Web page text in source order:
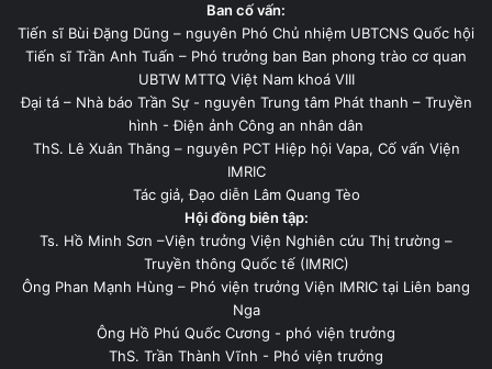
Ban cố vấn:
Tiến sĩ Bùi Đặng Dũng – nguyên Phó Chủ nhiệm UBTCNS Quốc hội
Tiến sĩ Trần Anh Tuấn – Phó trưởng ban Ban phong trào cơ quan
UBTW MTTQ Việt Nam khoá VIII
Đại tá – Nhà báo Trần Sự - nguyên Trung tâm Phát thanh – Truyền
hình - Điện ảnh Công an nhân dân
ThS. Lê Xuân Thăng – nguyên PCT Hiệp hội Vapa, Cố vấn Viện
IMRIC
Tác giả, Đạo diễn Lâm Quang Tèo
Hội đồng biên tập:
Ts. Hồ Minh Sơn –Viện trưởng Viện Nghiên cứu Thị trường –
Truyền thông Quốc tế (IMRIC)
Ông Phan Mạnh Hùng – Phó viện trưởng Viện IMRIC tại Liên bang
Nga
Ông Hồ Phú Quốc Cương - phó viện trưởng
ThS. Trần Thành Vĩnh - Phó viện trưởng